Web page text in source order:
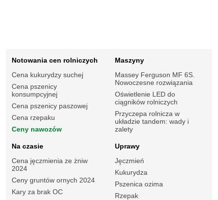
Notowania cen rolniczych
Cena kukurydzy suchej
Cena pszenicy
konsumpcyjnej
Cena pszenicy paszowej
Cena rzepaku
Ceny nawozów
Maszyny
Massey Ferguson MF 6S.
Nowoczesne rozwiązania
Oświetlenie LED do
ciągników rolniczych
Przyczepa rolnicza w
układzie tandem: wady i
zalety
Na czasie
Cena jęczmienia ze żniw
2024
Ceny gruntów ornych 2024
Kary za brak OC
Uprawy
Jęczmień
Kukurydza
Pszenica ozima
Rzepak